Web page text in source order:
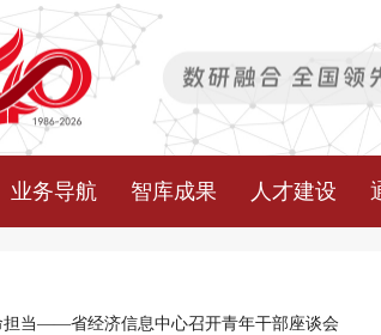
业务导航 智库成果 人才建设
担当——省经济信息中心召开青年干部座谈会